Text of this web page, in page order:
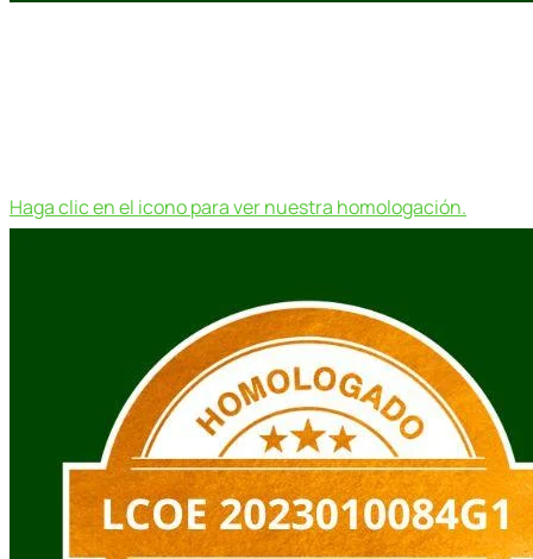
Haga clic en el icono para ver nuestra homologación.